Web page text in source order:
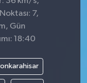
7,
Gün
18:40